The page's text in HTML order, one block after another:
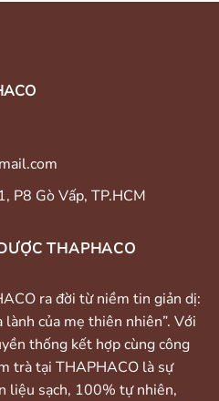
P8 Gò Vấp, TP.HCM
THAPHACO
ra đời từ niềm tin giản dị:
lành của mẹ thiên nhiên”. Với
thống kết hợp cùng công
trà tại THAPHACO là sự
liệu sạch, 100% tự nhiên,